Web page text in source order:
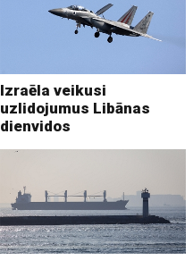
Izraēla veikusi
uzlidojumus Libānas
dienvidos